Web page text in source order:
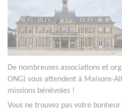
De nombreuses associations et
ONG) vous attendent à Maisons-
missions bénévoles !
Vous ne trouvez pas votre bonheur